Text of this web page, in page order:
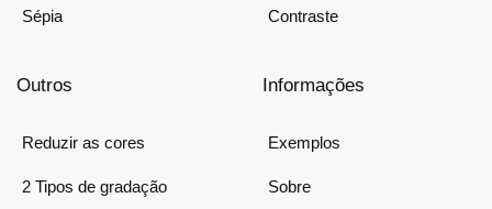
Sépia Contraste
Outros
Reduzir as cores
2 Tipos de gradação
Informações
Exemplos
Sobre